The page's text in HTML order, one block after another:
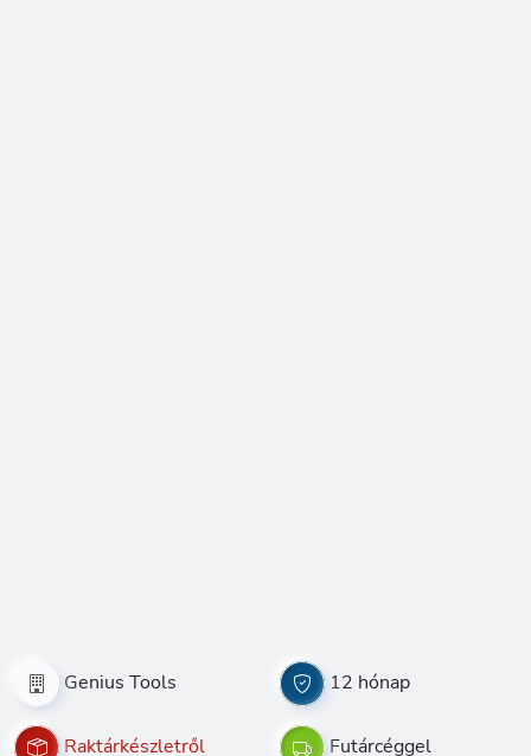
Genius Tools 12 hónap
Raktárkészletről
Futárcéggel